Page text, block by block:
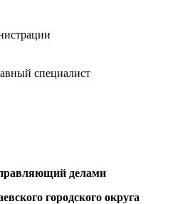
специалист
делами
городского округа